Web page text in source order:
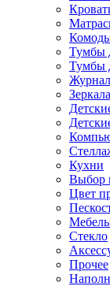
Тумбы
Тумбы
Зеркала
Кухни
Выбор
Цвет
Стекло
Прочее